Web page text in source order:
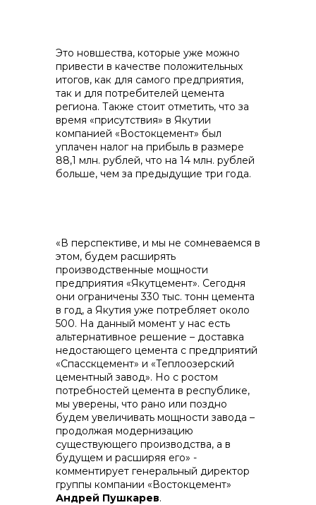
Это новшества, которые уже можно
привести в качестве положительных
итогов, как для самого предприятия,
так и для потребителей цемента
региона. Также стоит отметить, что за
время «присутствия» в Якутии
компанией «Востокцемент» был
уплачен налог на прибыль в размере
88,1 млн. рублей, что на 14 млн. рублей
больше, чем за предыдущие три года.
«В перспективе, и мы не сомневаемся в
этом, будем расширять
производственные мощности
предприятия «Якутцемент». Сегодня
они ограничены 330 тыс. тонн цемента
в год, а Якутия уже потребляет около
500. На данный момент у нас есть
альтернативное решение – доставка
недостающего цемента с предприятий
«Спасскцемент» и «Теплоозерский
цементный завод». Но с ростом
потребностей цемента в республике,
мы уверены, что рано или поздно
будем увеличивать мощности завода –
продолжая модернизацию
существующего производства, а в
будущем и расширяя его» -
комментирует генеральный директор
группы компании «Востокцемент»
Андрей Пушкарев.